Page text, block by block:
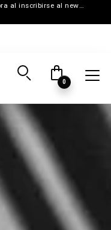
15% de descuento en la primera compra al inscribirse al newsletter
0